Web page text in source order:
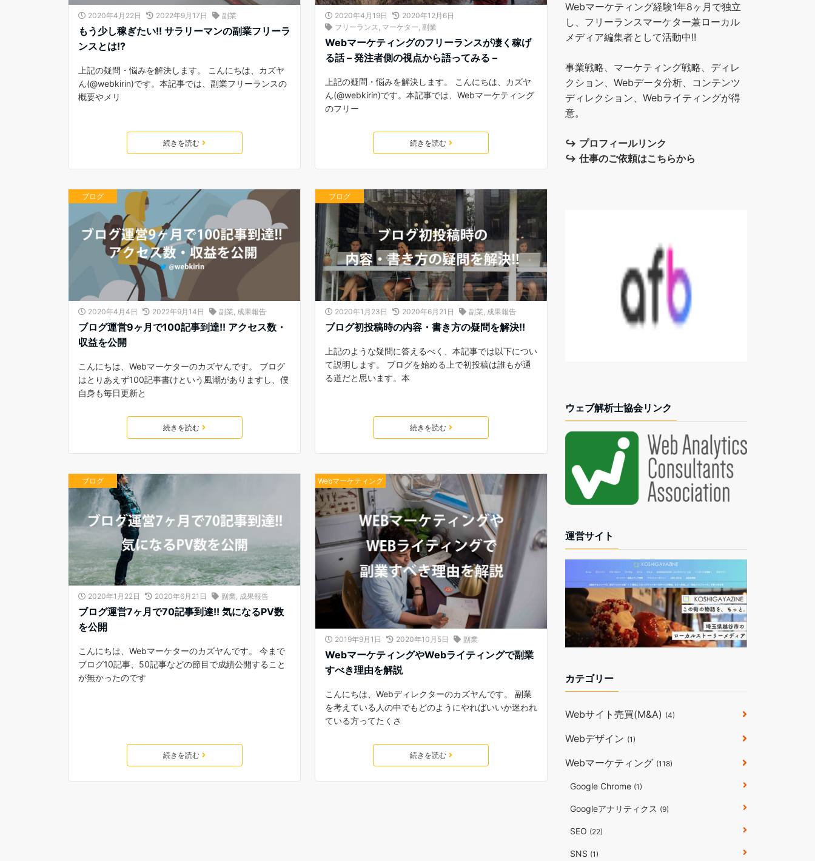
2020年4月22日 2022年9月17日 副業
もう少し稼ぎたい!! サラリーマンの副業フリーラ
ンスとは!?
上記の疑問・悩みを解決します。 こんにちは、カズヤ
ん(@webkirin)です。本記事では、副業フリーランスの
概要やメリ
続きを読む
2020年4月19日
2020年12月6日
フリーランス, マーケター, 副業
Webマーケティングのフリーランスが凄く稼げ
る話 – 発注者側の視点から語ってみる –
上記の疑問・悩みを解決します。 こんにちは、カズヤ
ん(@webkirin)です。本記事では、Webマーケティング
のフリー
続きを読む
ブログ
2020年4月4日 2022年9月14日 副業, 成果報告
ブログ運営9ヶ月で100記事到達!! アクセス数・
収益を公開
こんにちは、Webマーケターのカズヤんです。 ブログ
はとりあえず100記事書けという風潮がありますし、僕
自身も毎日更新と
続きを読む
ブログ
2020年1月23日 2020年6月21日 副業, 成果報告
ブログ初投稿時の内容・書き方の疑問を解決!!
上記のような疑問に答えるべく、本記事では以下につい
て説明します。 ブログを始める上で初投稿は誰もが通
る道だと思います。本
続きを読む
ブログ
2020年1月22日 2020年6月21日 副業, 成果報告
ブログ運営7ヶ月で70記事到達!! 気になるPV数
を公開
こんにちは、Webマーケターのカズヤんです。 今まで
ブログ10記事、50記事などの節目で成績公開すること
が無かったのです
続きを読む
Webマーケティング
2019年9月1日 2020年10月5日 副業
WebマーケティングやWebライティングで副業
すべき理由を解説
こんにちは、Webディレクターのカズヤんです。 副業
を考えている人の中でもどのようにやればいいか迷われ
ている方ってたくさ
続きを読む
Webマーケティング経験1年8ヶ月で独立
し、フリーランスマーケター兼ローカル
メディア編集者として活動中!!
事業戦略、マーケティング戦略、ディレ
クション、Webデータ分析、コンテンツ
ディレクション、Webライティングが得
意。
↪︎ プロフィールリンク
↪︎ 仕事のご依頼はこちらから
ウェブ解析士協会リンク
運営サイト
カテゴリー
Webサイト売買(M&A) (4)
Webデザイン (1)
Webマーケティング (118)
Google Chrome (1)
Googleアナリティクス (9)
SEO (22)
SNS (1)